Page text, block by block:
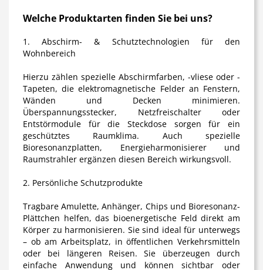
Welche Produktarten finden Sie bei uns?
1. Abschirm- & Schutztechnologien für den
Wohnbereich
Hierzu zählen spezielle Abschirmfarben, -vliese oder -
Tapeten, die elektromagnetische Felder an Fenstern,
Wänden und Decken minimieren.
Überspannungsstecker, Netzfreischalter oder
Entstörmodule für die Steckdose sorgen für ein
geschütztes Raumklima. Auch spezielle
Bioresonanzplatten, Energieharmonisierer und
Raumstrahler ergänzen diesen Bereich wirkungsvoll.
2. Persönliche Schutzprodukte
Tragbare Amulette, Anhänger, Chips und Bioresonanz-
Plättchen helfen, das bioenergetische Feld direkt am
Körper zu harmonisieren. Sie sind ideal für unterwegs
– ob am Arbeitsplatz, in öffentlichen Verkehrsmitteln
oder bei längeren Reisen. Sie überzeugen durch
einfache Anwendung und können sichtbar oder